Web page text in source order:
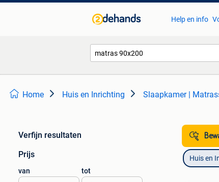
Help en info
Home Huis en Inrichting Slaapkamer |
Verfijn resultaten
Prijs
van tot
Huis en